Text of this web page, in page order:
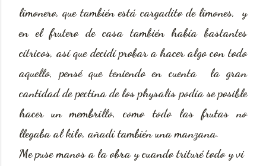
limonero, que también está cargadito de limones, y
en el frutero de casa también había bastantes
cítricos, así que decidí probar a hacer algo con todo
aquello, pensé que teniendo en cuenta la gran
cantidad de pectina de los physalis podía se posible
hacer un membrillo, como todo las frutas no
llegaba al kilo, añadí también una manzana.
Me puse manos a la obra y cuando trituré todo y vi